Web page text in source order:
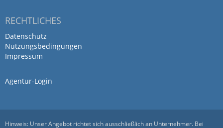
herausragenden Team!
inhabergeführte in Berlin
von asignum berlin · 1. November 2016
RECHTLICHES
Datenschutz
Nutzungsbedingungen
Impressum
Agentur-Login
Hinweis: Unser Angebot richtet sich ausschließlich an Unternehmer. Bei